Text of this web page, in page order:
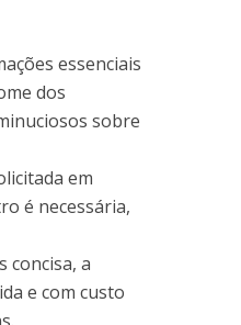
essenciais
dos
sobre
em
é necessária,
concisa, a
e com custo